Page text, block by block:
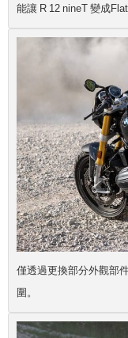
能讓 R 12 nineT 變成
僅透過更換部分外觀部
圍。